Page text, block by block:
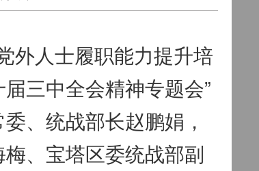
人士履职能力提升培
三中全会精神专题会”
、统战部长赵鹏娟，
、宝塔区委统战部副